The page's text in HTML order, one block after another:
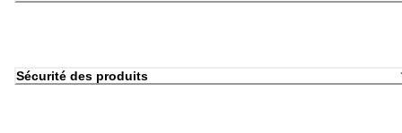
Sécurité des produits